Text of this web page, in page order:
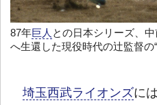
87年巨人 との日本シリーズ、
へ生還した現役時代の辻監督の
埼玉西武ライオンズに